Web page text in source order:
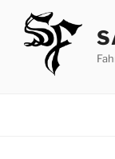
Inhalt
springen